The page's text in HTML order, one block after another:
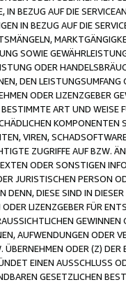
IN BEZUG AUF DIE
IN BEZUG AUF DIE
SOWIE
ODER
DEN
ODER LIZENZGEBER
ART UND
VIREN,
ZUGRIFFE AUF BZW.
ODER SONSTIGEN
JURISTISCHEN PERSON
DENN, DIESE SIND IN
LIZENZGEBER FÜR
AUFWENDUNGEN ODER
ODER (Z)
EINEN AUSSCHLUSS
GESETZLICHEN